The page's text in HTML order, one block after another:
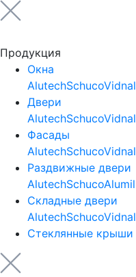
Продукция
Окна
AlutechSchucoVidnal
Двери
AlutechSchucoVidnal
Фасады
AlutechSchucoVidnal
Раздвижные двери
AlutechSchucoAlumil
Складные двери
AlutechSchucoVidnal
Стеклянные крыши